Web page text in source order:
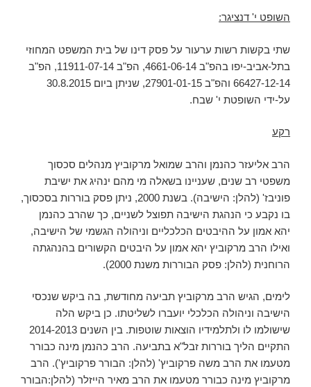
השופט י' דנציגר:
שתי בקשות רשות ערעור על פסק דינו של בית המשפט המחוזי
בתל-אביב-יפו בהפ"ב 4661-06-14, הפ"ב 11911-07-14, הפ"ב
66427-12-14 והפ"ב 27901-01-15, שניתן ביום 30.8.2015
על-ידי השופטת י' שבח.
רקע
הרב אליעזר כהנמן והרב שמואל מרקוביץ מנהלים סכסוך
משפטי רב שנים, שעניינו בשאלה מי מהם ינהיג את ישיבת
פוניבז' (להלן: הישיבה). בשנת 2000, ניתן פסק בוררות בסכסוך,
בו נקבע כי הנהגת הישיבה תפוצל לשניים, כך שהרב כהנמן
יהא אמון על ההיבטים הכלכליים וניהולה הגשמי של הישיבה,
ואילו הרב מרקוביץ יהא אמון על היבטים הקשורים בהנהגתה
הרוחנית (להלן: פסק הבוררות משנת 2000).
לימים, הגיש הרב מרקוביץ תביעה מחודשת, בה ביקש שנכסי
הישיבה וניהולה הכלכלי יועברו לשליטתו. כן ביקש הלה
שישולמו לו ולתלמידיו הוצאות שוטפות. בין השנים 2014-2013
התקיים הליך בוררות זבל"א בתביעה. הרב כהנמן מינה כבורר
מטעמו את הרב משה פרקוביץ' (להלן: הבורר פרקוביץ'). הרב
מרקוביץ מינה כבורר מטעמו את הרב מאיר הייזלר (להלן:הבורר